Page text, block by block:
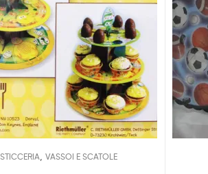
,VASSOI E SCATOLE